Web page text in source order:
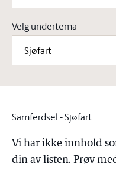
Velg undertema
Sjøfart
Samferdsel - Sjøfart
Vi har ikke innhold
din av listen. Prøv